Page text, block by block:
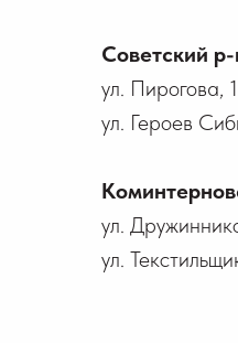
Советский
ул. Пирогова,
ул. Героев
ул.
ул.